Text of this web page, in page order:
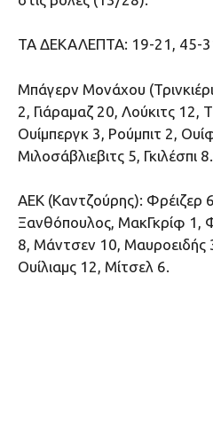
ΤΑ ΔΕΚΑΛΕΠΤΑ: 19-21, 45-
Μπάγερν Μονάχου
2, Γιάραμαζ 20, Λούκιτς 12,
Ουίμπεργκ 3, Ρούμπιτ 2,
Μιλοσάβλιεβιτς 5, Γκιλέσπι 8.
ΑΕΚ (Καντζούρης): Φρέιζερ
Ξανθόπουλος, ΜακΓκρίφ 1,
8, Μάντσεν 10, Μαυροειδής
Ουίλιαμς 12, Μίτσελ 6.